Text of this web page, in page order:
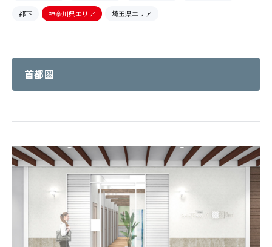
都下
神奈川県エリア 埼玉県エリア
首都圏